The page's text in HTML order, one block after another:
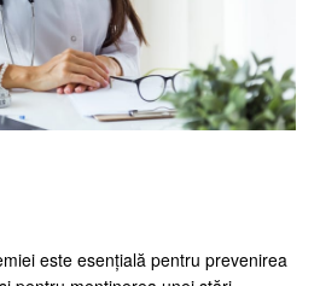
este esențială pentru prevenirea